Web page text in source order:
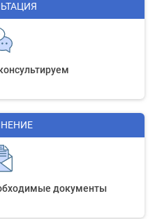
документы